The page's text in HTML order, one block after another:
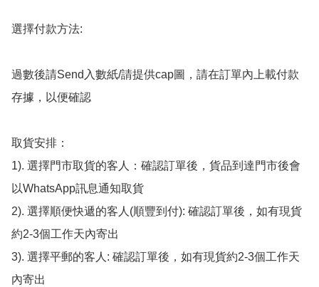
選擇付款方法:
過數後請Send入數紙/請提供cap圖，請在訂單內上載付款
存據，以便確認
取貨安排：
1). 選擇門市取貨的客人：確認訂單後，貨品到達門市後會
以WhatsApp訊息通知取貨
2). 選擇順便快遞的客人(順豐到付): 確認訂單後，如有現貨
約2-3個工作天內寄出
3). 選擇平郵的客人: 確認訂單後，如有現貨約2-3個工作天
內寄出